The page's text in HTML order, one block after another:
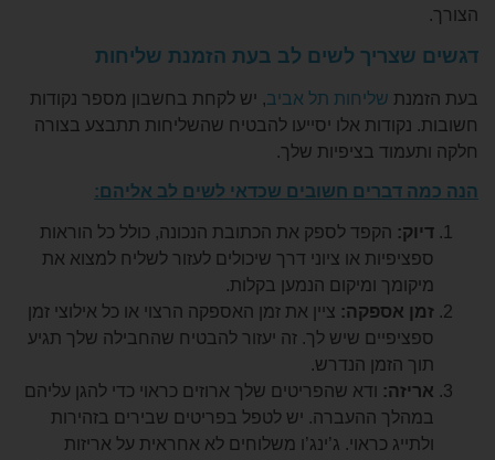
לשים לב בעת הזמנת שליחות
שליחות תל אביב, יש לקחת בחשבון מספר נקודות
אלו יסייעו להבטיח שהשליחות תתבצע בצורה
בציפיות שלך.
דברים חשובים שכדאי לשים לב אליהם:
הקפד לספק את הכתובת הנכונה, כולל כל הוראות
או ציוני דרך שיכולים לעזור לשליח למצוא את
ומיקום הנמען בקלות.
אספקה:ציין את זמן האספקה הרצוי או כל אילוצי זמן
שיש לך. זה יעזור להבטיח שהחבילה שלך תגיע
הזמן הנדרש.
ודא שהפריטים שלך ארוזים כראוי כדי להגן עליהם
ההעברה. יש לטפל בפריטים שבירים בזהירות
כראוי. ג’ינג’ו משלוחים לא אחראית על אריזות